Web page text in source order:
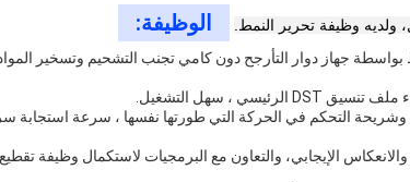
الوظيفة:
وشريحة التحكم في الحركة التي طورتها نفسها ، سرعة استجابة
الإيجابي، والتعاون مع البرمجيات لاستكمال وظيفة تقطيع